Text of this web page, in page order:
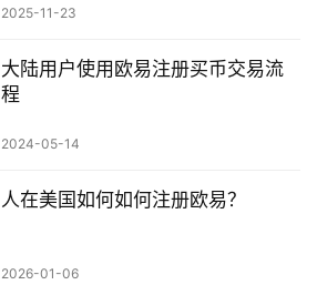
2025-11-23
大陆用户使用欧易注册买币交易流
程
2024-05-14
人在美国如何如何注册欧易？
2026-01-06